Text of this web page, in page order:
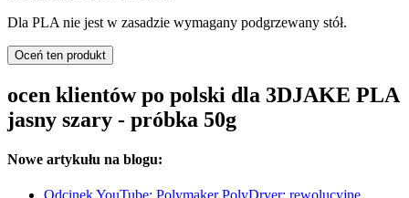
Dla PLA nie jest w zasadzie wymagany podgrzewany stół.
Oceń ten produkt
ocen klientów po polski dla 3DJAKE PLA
jasny szary - próbka 50g
Nowe artykułu na blogu:
Odcinek YouTube: Polymaker PolyDryer: rewolucyjne